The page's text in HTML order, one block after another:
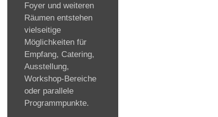
Foyer und weiteren
Räumen entstehen
vielseitige
Möglichkeiten für
Empfang, Catering,
Ausstellung,
Workshop-Bereiche
oder parallele
Programmpunkte.